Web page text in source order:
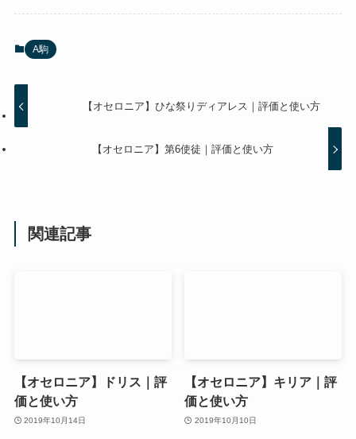
A駒
【オセロニア】ひな祭りディアレス｜評価と使い方
【オセロニア】第6使徒｜評価と使い方
関連記事
【オセロニア】ドリス｜評
価と使い方
2019年10月14日
【オセロニア】キリア｜評
価と使い方
2019年10月10日